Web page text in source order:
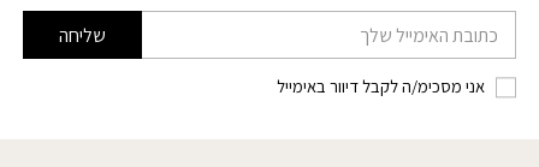
דוא׳׳ל שליחה
אני מסכימ/ה לקבל דיוור באימייל